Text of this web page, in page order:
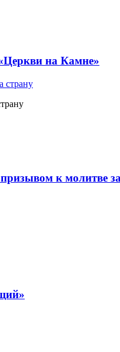
на Камне»
к молитве